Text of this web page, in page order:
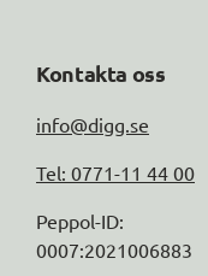
Kontakta oss
info@digg.se
Tel: 0771-11 44 00
Peppol-ID:
0007:2021006883